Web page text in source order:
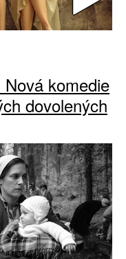
komedie
dovolených